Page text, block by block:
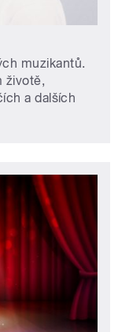
muzikantů.
životě,
a dalších